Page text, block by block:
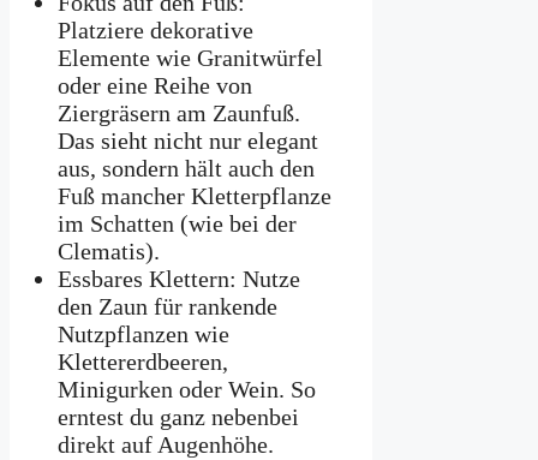
Platziere dekorative
Elemente wie Granitwürfel
oder eine Reihe von
Ziergräsern am Zaunfuß.
Das sieht nicht nur elegant
aus, sondern hält auch den
Fuß mancher Kletterpflanze
im Schatten (wie bei der
Clematis).
Essbares Klettern: Nutze
den Zaun für rankende
Nutzpflanzen wie
Klettererdbeeren,
Minigurken oder Wein. So
erntest du ganz nebenbei
direkt auf Augenhöhe.